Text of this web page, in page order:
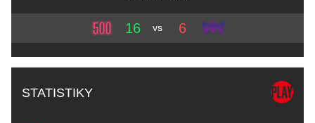
16 vs 6
STATISTIKY